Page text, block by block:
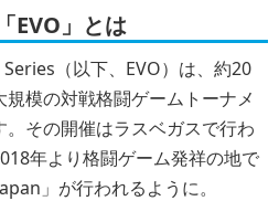
EVO」とは
（以下、EVO）は、約20
模の対戦格闘ゲームトーナメ
その開催はラスベガスで行わ
年より格闘ゲーム発祥の地で
」が行われるように。